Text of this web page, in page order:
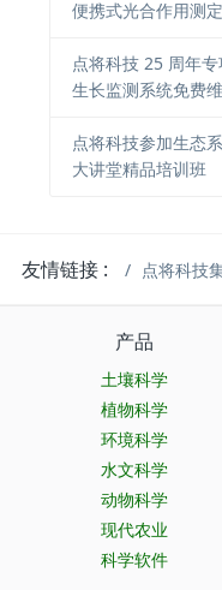
便携式光合作用测
点将科技 25 周年
生长监测系统免费
点将科技参加生态
大讲堂精品培训班
友情链接 : 点将科技
产品
土壤科学
植物科学
环境科学
水文科学
动物科学
现代农业
科学软件